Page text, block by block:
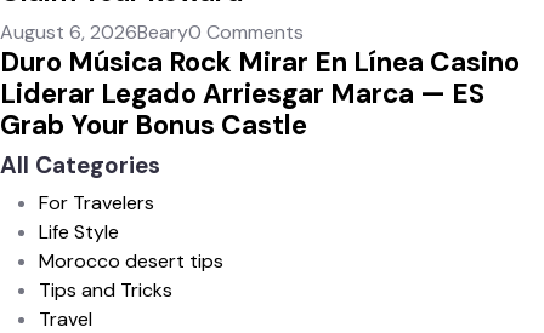
August 6, 2026Beary0 Comments
Duro Música Rock Mirar En Línea Casino
Liderar Legado Arriesgar Marca — ES
Grab Your Bonus Castle
All Categories
For Travelers
Life Style
Morocco desert tips
Tips and Tricks
Travel